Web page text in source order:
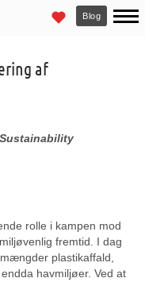
Blog
af
rolle i kampen mod
fremtid. I dag
plastikaffald,
havmiljøer. Ved at